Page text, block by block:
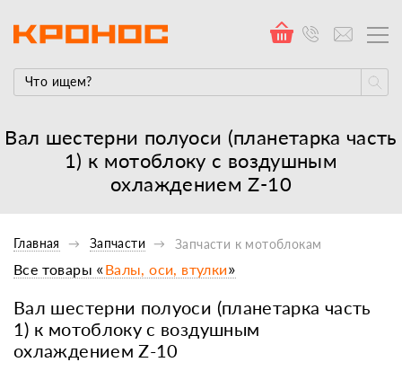
Вал шестерни полуоси (планетарка часть
1) к мотоблоку с воздушным
охлаждением Z-10
Главная Запчасти Запчасти к мотоблокам
Вал шестерни полуоси (планетарка часть
1) к мотоблоку с воздушным
охлаждением Z-10
Все товары «Валы, оси, втулки»